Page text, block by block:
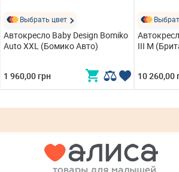
Выбрать цвет
Автокресло Baby Design Bomiko
Auto XXL (Бомико Авто)
1 960,00 грн
III M
10 260,00